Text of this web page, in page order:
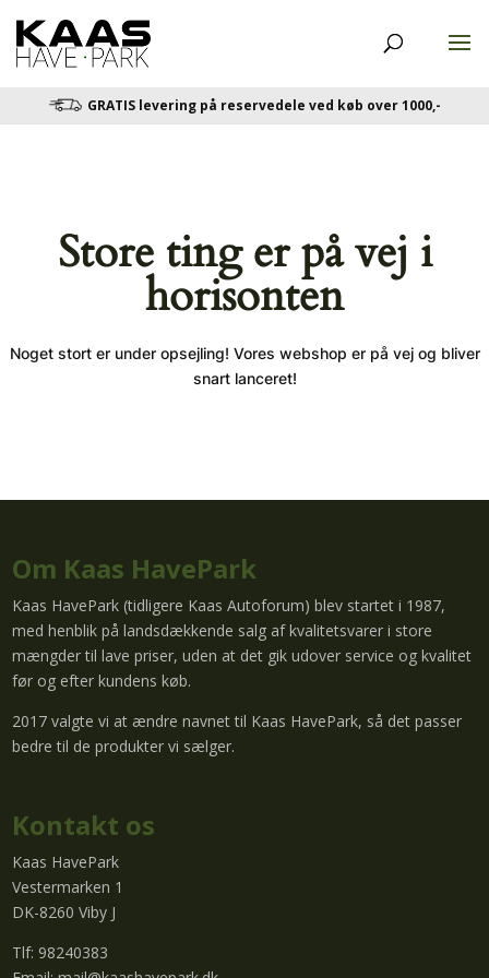
GRATIS levering på reservedele ved køb over 1000,-
Store ting er på vej i
horisonten
Noget stort er under opsejling! Vores webshop er på vej og bliver
snart lanceret!
Om Kaas HavePark
Kaas HavePark (tidligere Kaas Autoforum) blev startet i 1987,
med henblik på landsdækkende salg af kvalitetsvarer i store
mængder til lave priser, uden at det gik udover service og kvalitet
før og efter kundens køb.
2017 valgte vi at ændre navnet til Kaas HavePark, så det passer
bedre til de produkter vi sælger.
Kontakt os
Kaas HavePark
Vestermarken 1
DK-8260 Viby J
Tlf: 98240383